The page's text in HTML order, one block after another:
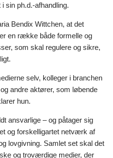
sin ph.d.-afhandling.
Bendix Wittchen, at det
en række både formelle og
som skal regulere og sikre,
selv, kolleger i branchen
andre aktører, som løbende
hun.
ansvarlige – og påtager sig
og forskelligartet netværk af
lovgivning. Samlet set skal det
og troværdige medier, der